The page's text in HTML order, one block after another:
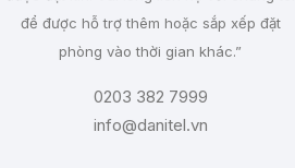
để được hỗ trợ thêm hoặc sắp xếp đặt
phòng vào thời gian khác.”
0203 382 7999
info@danitel.vn